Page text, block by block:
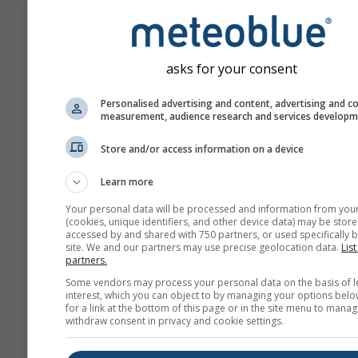
ჩვენ არ ვაზიარებთ თქვენს
აღწერილია ჩვენს
მისამართი ხელმისაწვდომი
meteoblue სერვისებშიც.
მეტი ამინდის მონაცემი
asks for your consent
Personalised advertising and content, advertising and
measurement, audience research and services
Store and/or access information on a device
Learn more
Your personal data will be processed and information from
(cookies, unique identifiers, and other device data) may be
accessed by and shared with 750 partners, or used specifically
site. We and our partners may use precise geolocation data.
partners.
Some vendors may process your personal data on the basis of
interest, which you can object to by managing your options
for a link at the bottom of this page or in the site menu to
withdraw consent in privacy and cookie settings.